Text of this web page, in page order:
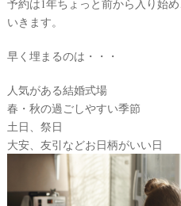
予約は1年ちょっと前から入り始
いきます。
早く埋まるのは・・・
人気がある結婚式場
春・秋の過ごしやすい季節
土日、祭日
大安、友引などお日柄がいい日